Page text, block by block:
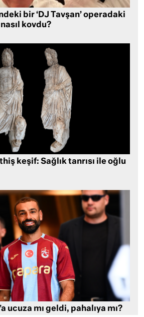
bir ‘DJ Tavşan’ operadaki
kovdu?
keşif: Sağlık tanrısı ile oğlu
ucuza mı geldi, pahalıya mı?